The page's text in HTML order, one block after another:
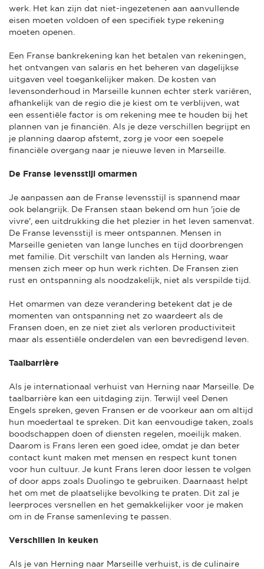
werk. Het kan zijn dat niet-ingezetenen aan aanvullende
eisen moeten voldoen of een specifiek type rekening
moeten openen.
Een Franse bankrekening kan het betalen van rekeningen,
het ontvangen van salaris en het beheren van dagelijkse
uitgaven veel toegankelijker maken. De kosten van
levensonderhoud in Marseille kunnen echter sterk variëren,
afhankelijk van de regio die je kiest om te verblijven, wat
een essentiële factor is om rekening mee te houden bij het
plannen van je financiën. Als je deze verschillen begrijpt en
je planning daarop afstemt, zorg je voor een soepele
financiële overgang naar je nieuwe leven in Marseille.
De Franse levensstijl omarmen
Je aanpassen aan de Franse levensstijl is spannend maar
ook belangrijk. De Fransen staan bekend om hun 'joie de
vivre', een uitdrukking die het plezier in het leven samenvat.
De Franse levensstijl is meer ontspannen. Mensen in
Marseille genieten van lange lunches en tijd doorbrengen
met familie. Dit verschilt van landen als Herning, waar
mensen zich meer op hun werk richten. De Fransen zien
rust en ontspanning als noodzakelijk, niet als verspilde tijd.
Het omarmen van deze verandering betekent dat je de
momenten van ontspanning net zo waardeert als de
Fransen doen, en ze niet ziet als verloren productiviteit
maar als essentiële onderdelen van een bevredigend leven.
Taalbarrière
Als je internationaal verhuist van Herning naar Marseille. De
taalbarrière kan een uitdaging zijn. Terwijl veel Denen
Engels spreken, geven Fransen er de voorkeur aan om altijd
hun moedertaal te spreken. Dit kan eenvoudige taken, zoals
boodschappen doen of diensten regelen, moeilijk maken.
Daarom is Frans leren een goed idee, omdat je dan beter
contact kunt maken met mensen en respect kunt tonen
voor hun cultuur. Je kunt Frans leren door lessen te volgen
of door apps zoals Duolingo te gebruiken. Daarnaast helpt
het om met de plaatselijke bevolking te praten. Dit zal je
leerproces versnellen en het gemakkelijker voor je maken
om in de Franse samenleving te passen.
Verschillen in keuken
Als je van Herning naar Marseille verhuist, is de culinaire